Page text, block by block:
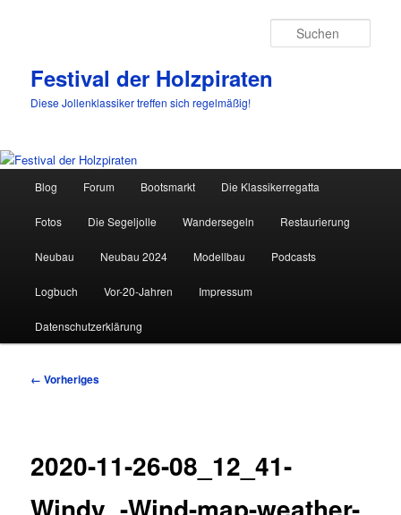
Festival der Holzpiraten
Diese Jollenklassiker treffen sich regelmäßig!
Zum
primären
Inhalt
springen
Blog Forum Bootsmarkt Die Klassikerregatta
Fotos Die Segeljolle Wandersegeln Restaurierung
Neubau Neubau 2024 Modellbau Podcasts
Logbuch Vor-20-Jahren Impressum
Datenschutzerklärung
Bilder-
← Vorheriges
2020-11-26-08_12_41-